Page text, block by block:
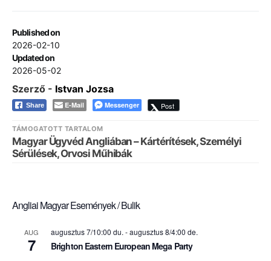
Published on
2026-02-10
Updated on
2026-05-02
Szerző - Istvan Jozsa
Share E-Mail Messenger Post
TÁMOGATOTT TARTALOM
Magyar Ügyvéd Angliában – Kártérítések, Személyi
Sérülések, Orvosi Műhibák
Angliai Magyar Események / Bulik
AUG
7
augusztus 7/10:00 du. -augusztus 8/4:00 de.
Brighton Eastern European Mega Party